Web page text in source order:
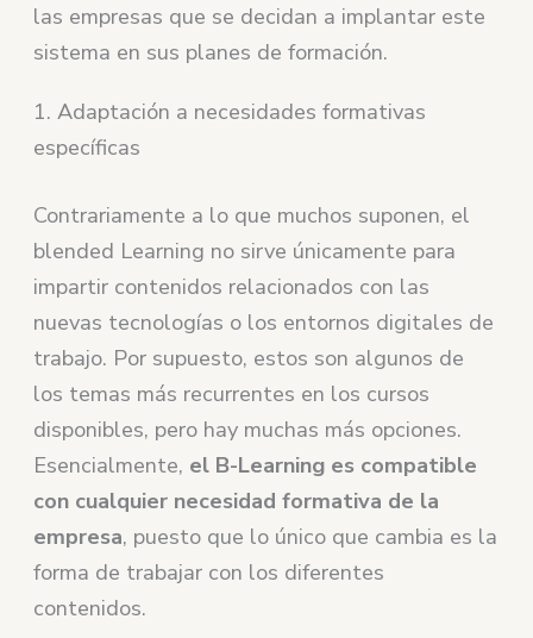
las empresas que se decidan a implantar este
sistema en sus planes de formación.
1. Adaptación a necesidades formativas
específicas
Contrariamente a lo que muchos suponen, el
blended Learning no sirve únicamente para
impartir contenidos relacionados con las
nuevas tecnologías o los entornos digitales de
trabajo. Por supuesto, estos son algunos de
los temas más recurrentes en los cursos
disponibles, pero hay muchas más opciones.
Esencialmente, el B-Learning es compatible
con cualquier necesidad formativa de la
empresa, puesto que lo único que cambia es la
forma de trabajar con los diferentes
contenidos.